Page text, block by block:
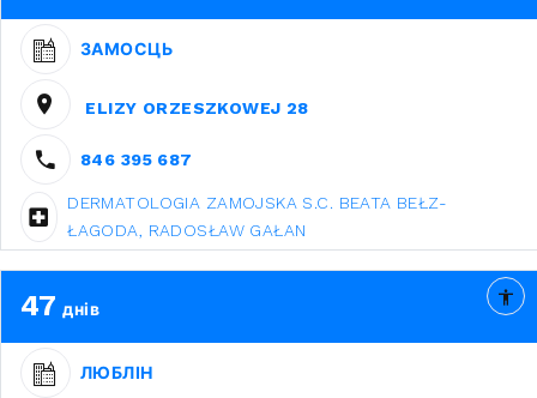
ЗАМОСЦЬ
ELIZY ORZESZKOWEJ 28
846 395 687
DERMATOLOGIA ZAMOJSKA S.C. BEATA BEŁZ-
ŁAGODA, RADOSŁAW GAŁAN
47 днів
ЛЮБЛІН